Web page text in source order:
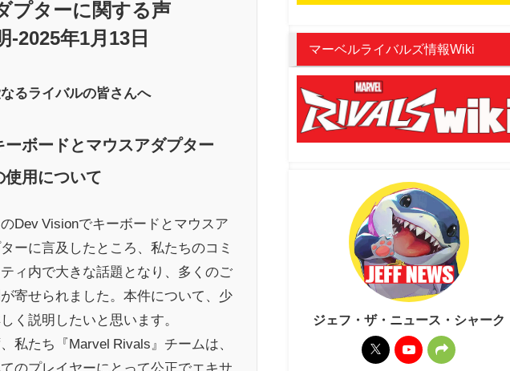
プターに関する声
-2025年1月13日
るライバルの皆さんへ
ーボードとマウスアダプター
使用について
Dev Visionでキーボードとマウスア
ーに言及したところ、私たちのコミ
ティ内で大きな話題となり、多くのご
寄せられました。本件について、少
く説明したいと思います。
私たち『Marvel Rivals』チームは、
のプレイヤーにとって公正でエキサ
マーベルライバルズ情報Wiki
ジェフ・ザ・ニュース・シャーク